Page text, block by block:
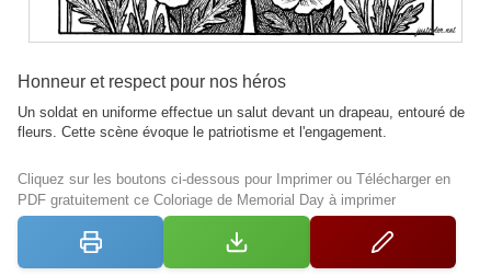
Honneur et respect pour nos héros
Un soldat en uniforme effectue un salut devant un drapeau, entouré de
fleurs. Cette scène évoque le patriotisme et l'engagement.
Cliquez sur les boutons ci-dessous pour Imprimer ou Télécharger en
PDF gratuitement ce Coloriage de Memorial Day à imprimer